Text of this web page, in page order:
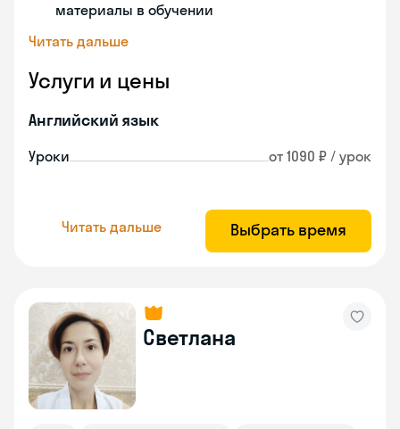
материалы в обучении
Читать дальше
Услуги и цены
Английский язык
Уроки от 1090 ₽ / урок
Читать дальше Выбрать время
Светлана